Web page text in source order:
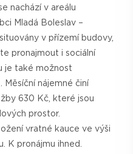
nachází v areálu
Mladá Boleslav –
v přízemí budovy,
pronajmout i sociální
630 Kč, které jsou
prostor.
vratné kauce ve výši